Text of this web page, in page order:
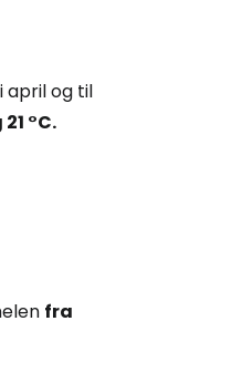
april og til
°C.
fra